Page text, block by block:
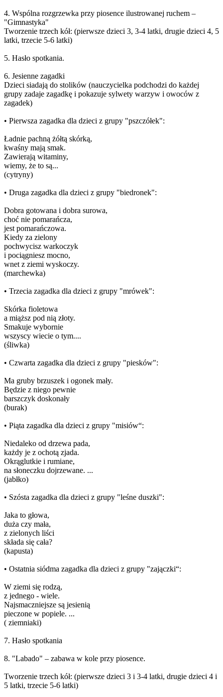
4. Wspólna rozgrzewka przy piosence ilustrowanej ruchem –
"Gimnastyka"
Tworzenie trzech kół: (pierwsze dzieci 3, 3-4 latki, drugie dzieci 4, 5
latki, trzecie 5-6 latki)
5. Hasło spotkania.
6. Jesienne zagadki
Dzieci siadają do stolików (nauczycielka podchodzi do każdej
grupy zadaje zagadkę i pokazuje sylwety warzyw i owoców z
zagadek)
• Pierwsza zagadka dla dzieci z grupy "pszczółek":
Ładnie pachną żółtą skórką,
kwaśny mają smak.
Zawierają witaminy,
wiemy, że to są...
(cytryny)
• Druga zagadka dla dzieci z grupy "biedronek":
Dobra gotowana i dobra surowa,
choć nie pomarańcza,
jest pomarańczowa.
Kiedy za zielony
pochwycisz warkoczyk
i pociągniesz mocno,
wnet z ziemi wyskoczy.
(marchewka)
• Trzecia zagadka dla dzieci z grupy "mrówek":
Skórka fioletowa
a miąższ pod nią złoty.
Smakuje wybornie
wszyscy wiecie o tym....
(śliwka)
• Czwarta zagadka dla dzieci z grupy "piesków":
Ma gruby brzuszek i ogonek mały.
Będzie z niego pewnie
barszczyk doskonały
(burak)
• Piąta zagadka dla dzieci z grupy "misiów“:
Niedaleko od drzewa pada,
każdy je z ochotą zjada.
Okrąglutkie i rumiane,
na słoneczku dojrzewane. ...
(jabłko)
• Szósta zagadka dla dzieci z grupy "leśne duszki":
Jaka to głowa,
duża czy mała,
z zielonych liści
składa się cała?
(kapusta)
• Ostatnia siódma zagadka dla dzieci z grupy "zajączki“:
W ziemi się rodzą,
z jednego - wiele.
Najsmaczniejsze są jesienią
pieczone w popiele. ...
( ziemniaki)
7. Hasło spotkania
8. "Labado" – zabawa w kole przy piosence.
Tworzenie trzech kół: (pierwsze dzieci 3 i 3-4 latki, drugie dzieci 4 i
5 latki, trzecie 5-6 latki)